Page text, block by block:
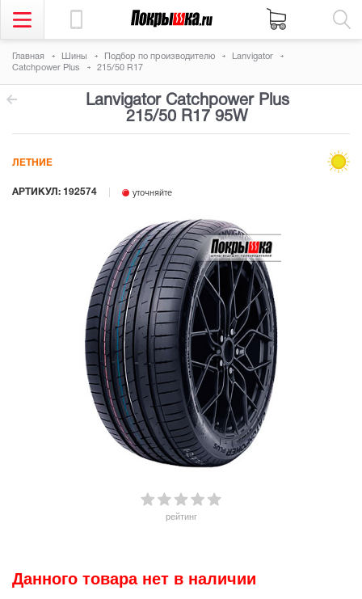
Главная Шины Подбор по производителю
Lanvigator
Catchpower Plus
215/50 R17
Lanvigator Catchpower Plus
215/50 R17 95W
рейтинг
АРТИКУЛ: 192574 уточняйте
ЛЕТНИЕ
Данного товара нет в наличии